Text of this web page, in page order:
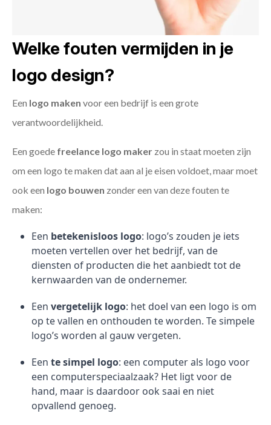
Welke fouten vermijden in je
logo design?
Een logo maken voor een bedrijf is een grote
verantwoordelijkheid.
Een goede freelance logo maker zou in staat moeten zijn
om een logo te maken dat aan al je eisen voldoet, maar moet
ook een logo bouwen zonder een van deze fouten te
maken:
Een betekenisloos logo: logo’s zouden je iets
moeten vertellen over het bedrijf, van de
diensten of producten die het aanbiedt tot de
kernwaarden van de ondernemer.
Een vergetelijk logo: het doel van een logo is om
op te vallen en onthouden te worden. Te simpele
logo’s worden al gauw vergeten.
Een te simpel logo: een computer als logo voor
een computerspeciaalzaak? Het ligt voor de
hand, maar is daardoor ook saai en niet
opvallend genoeg.